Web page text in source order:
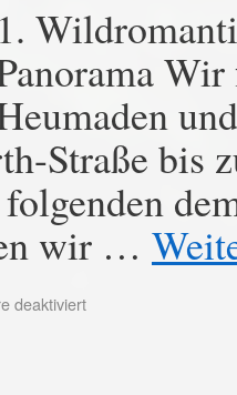
1.
Straße bis
wir …
deaktiviert